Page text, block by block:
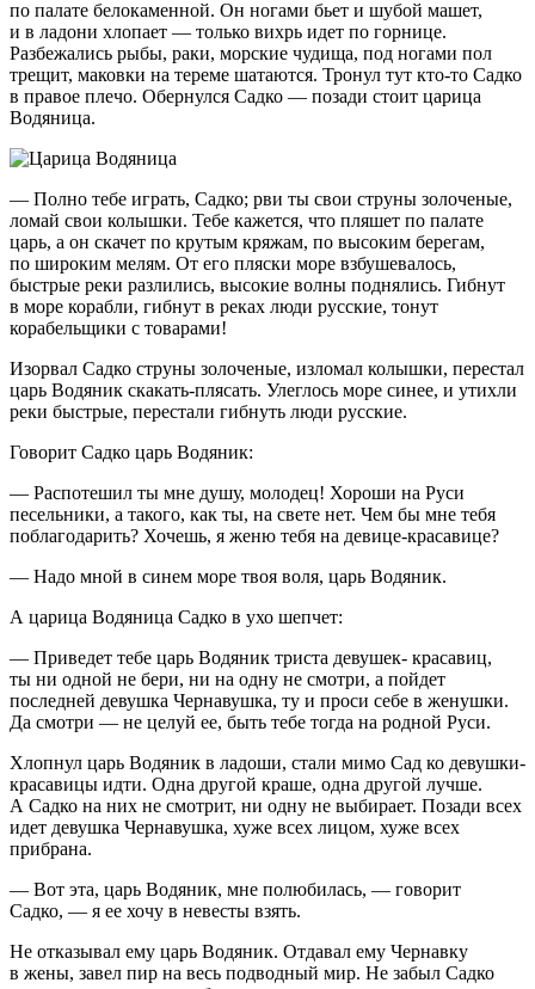
по палате белокаменной. Он ногами бьет и шубой машет,
и в ладони хлопает — только вихрь идет по горнице.
Разбежались рыбы, раки, морские чудища, под ногами пол
трещит, маковки на тереме шатаются. Тронул тут кто-то Садко
в правое плечо. Обернулся Садко — позади стоит царица
Водяница.
— Полно тебе играть, Садко; рви ты свои струны золоченые,
ломай свои колышки. Тебе кажется, что пляшет по палате
царь, а он скачет по крутым кряжам, по высоким берегам,
по широким мелям. От его пляски море взбушевалось,
быстрые реки разлились, высокие волны поднялись. Гибнут
в море корабли, гибнут в реках люди русские, тонут
корабельщики с товарами!
Изорвал Садко струны золоченые, изломал колышки, перестал
царь Водяник скакать-плясать. Улеглось море синее, и утихли
реки быстрые, перестали гибнуть люди русские.
Говорит Садко царь Водяник:
— Распотешил ты мне душу, молодец! Хороши на Руси
песельники, а такого, как ты, на свете нет. Чем бы мне тебя
поблагодарить? Хочешь, я женю тебя на девице-красавице?
— Надо мной в синем море твоя воля, царь Водяник.
А царица Водяница Садко в ухо шепчет:
— Приведет тебе царь Водяник триста девушек- красавиц,
ты ни одной не бери, ни на одну не смотри, а пойдет
последней девушка Чернавушка, ту и проси себе в женушки.
Да смотри — не целуй ее, быть тебе тогда на родной Руси.
Хлопнул царь Водяник в ладоши, стали мимо Сад ко девушки-
красавицы идти. Одна другой краше, одна другой лучше.
А Садко на них не смотрит, ни одну не выбирает. Позади всех
идет девушка Чернавушка, хуже всех лицом, хуже всех
прибрана.
— Вот эта, царь Водяник, мне полюбилась, — говорит
Садко, — я ее хочу в невесты взять.
Не отказывал ему царь Водяник. Отдавал ему Чернавку
в жены, завел пир на весь подводный мир. Не забыл Садко